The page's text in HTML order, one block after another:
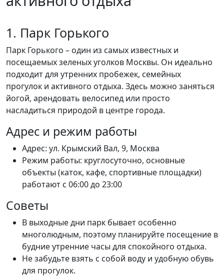
1. Парк Горького
Парк Горького – один из самых известных и
посещаемых зеленых уголков Москвы. Он идеально
подходит для утренних пробежек, семейных
прогулок и активного отдыха. Здесь можно заняться
йогой, арендовать велосипед или просто
насладиться природой в центре города.
Адрес и режим работы
Адрес: ул. Крымский Вал, 9, Москва
Режим работы: круглосуточно, основные
объекты (каток, кафе, спортивные площадки)
работают с 06:00 до 23:00
Советы
В выходные дни парк бывает особенно
многолюдным, поэтому планируйте посещение в
будние утренние часы для спокойного отдыха.
Не забудьте взять с собой воду и удобную обувь
для прогулок.